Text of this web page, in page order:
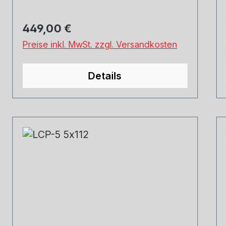
Regulärer Preis:
449,00 €
Preise inkl. MwSt. zzgl. Versandkosten
Details